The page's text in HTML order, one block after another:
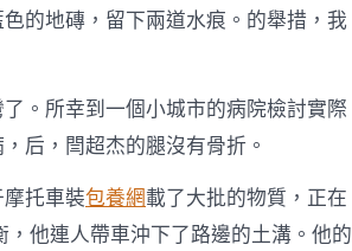
的地磚，留下兩道水痕。的舉措，我
。所幸到一個小城市的病院檢討實際
后，閆超杰的腿沒有骨折。
托車裝包養網載了大批的物質，正在
他連人帶車沖下了路邊的土溝。他的